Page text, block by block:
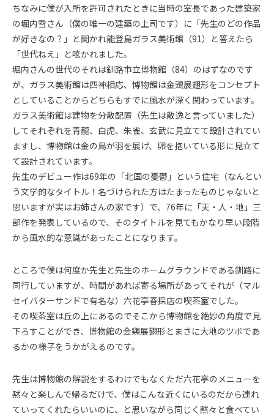
ZEH Builder
Support
Company
Contact
カタログを請求する
Catalog
イベントに参加
Event
Official Instagram
ちなみに僕が入所を許可されたときに当時の室長であった建築家
の堀内雪さん（僕の唯一の建築の上司です）に「先生のどの作品
が好きなの？」と聞かれ能登島ガラス美術館（91）と答えたら
「世代ねえ」と呟かれました。
堀内さんの世代のそれは釧路市立博物館（84）のはずなのです
が、ガラス美術館は四神相応、博物館は金鶏展翅形をコンセプト
としていることからどちらもすでに風水が深く関わっています。
ガラス美術館は建物を分散配置（先生は散逸と言っていました）
してそれぞれを青龍、白虎、朱雀、玄武に見立てて設計されてい
ますし、博物館は金の鳥が羽を展げ、卵を抱いている形に見立て
て設計されています。
先生のデビュー作は69年の「北国の憂鬱」という住宅（なんとい
う文学的なタイトル！名づけられた方はたまったものじゃないと
思いますが実はお姉さんの家です）で、76年に「天・人・地」三
部作を発表しているので、そのタイトルを見てもかなり早い段階
から風水的な意識があったことになります。
ところで僕は何度か先生と先生のホームグラウンドである釧路に
同行していますが、時間があれば寄る場所があってそれが（マル
セイバターサンドで有名な）六花亭春採店の喫茶室でした。
その喫茶室は丘の上にあるのでそこから博物館を絶妙の角度で見
下ろすことができ、博物館の金鶏展翅形とまさに大地のツボであ
るかの様子をうかがえるのです。
先生は博物館の解説をするわけでもなくただ六花亭のメニューを
黙々と楽しんで帰るだけで、僕はこんな近くにいるのだから連れ
ていってくれたらいいのに、と思いながら同じく黙々と食べてい